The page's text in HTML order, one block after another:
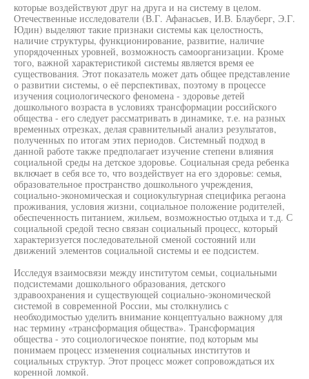
которые воздействуют друг на друга и на систему в целом.
Отечественные исследователи (В.Г. Афанасьев, И.В. Блауберг, Э.Г.
Юдин) выделяют такие признаки системы как целостность,
наличие структуры, функционирование, развитие, наличие
упорядоченных уровней, возможность самоорганизации. Кроме
того, важной характеристикой системы является время ее
существования. Этот показатель может дать общее представление
о развитии системы, о её перспективах, поэтому в процессе
изучения социологического феномена - здоровье детей
дошкольного возраста в условиях трансформации российского
общества - его следует рассматривать в динамике, т.е. на разных
временных отрезках, делая сравнительный анализ результатов,
полученных по итогам этих периодов. Системный подход в
данной работе также предполагает изучение степени влияния
социальной среды на детское здоровье. Социальная среда ребенка
включает в себя все то, что воздействует на его здоровье: семья,
образовательное пространство дошкольного учреждения,
социально-экономическая и социокультурная специфика регаона
проживания, условия жизни, социальное положение родителей,
обеспеченность питанием, жильем, возможностью отдыха и т.д. С
социальной средой тесно связан социальный процесс, который
характеризуется последовательной сменой состояний или
движений элементов социальной системы и ее подсистем.
Исследуя взаимосвязи между институтом семьи, социальными
подсистемами дошкольного образования, детского
здравоохранения и существующей социально-экономической
системой в современной России, мы столкнулись с
необходимостью уделить внимание концептуально важному для
нас термину «трансформация общества». Трансформация
общества - это социологическое понятие, под которым мы
понимаем процесс изменения социальных институтов и
социальных структур. Этот процесс может сопровождаться их
коренной ломкой.